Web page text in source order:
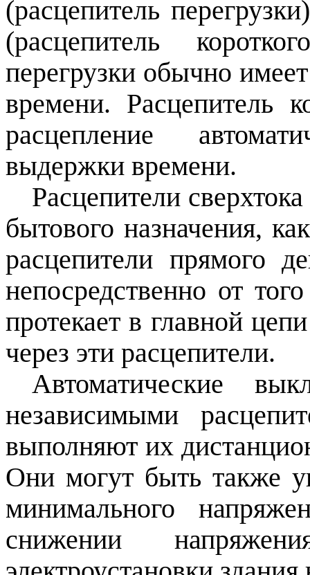
(расцепитель
(расцепитель
перегрузки обычно
времени. Расцепитель
расцепление
выдержки времени.
Расцепители
бытового назначения,
расцепители прямого
непосредственно от
протекает в главной
через эти расцепители.
Автоматические
независимыми
выполняют их
Они могут быть также
минимального
снижении